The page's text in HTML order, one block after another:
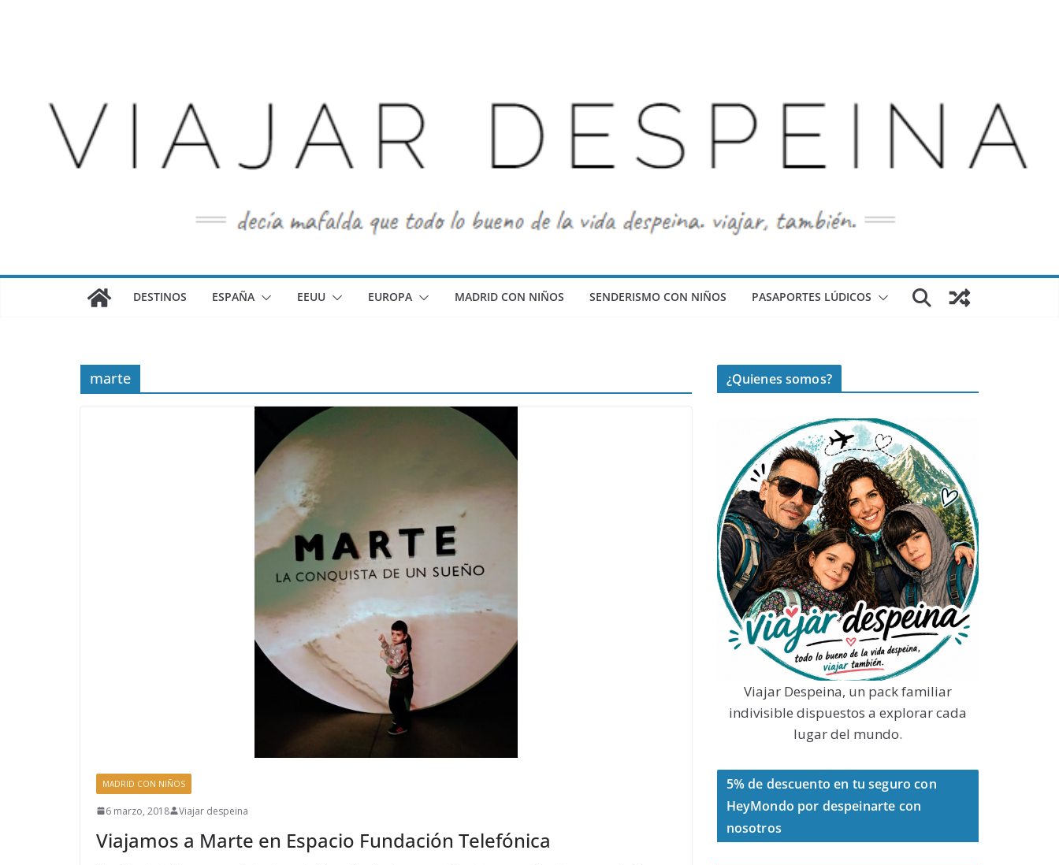
DESTINOS ESPAÑA EEUU EUROPA MADRID CON NIÑOS SENDERISMO CON NIÑOS PASAPORTES LÚDICOS
marte
MADRID CON NIÑOS
6 marzo, 2018 Viajar despeina
Viajamos a Marte en Espacio Fundación Telefónica
¿Quienes somos?
Viajar Despeina, un pack familiar
indivisible dispuestos a explorar cada
lugar del mundo.
5% de descuento en tu seguro con
HeyMondo por despeinarte con
nosotros